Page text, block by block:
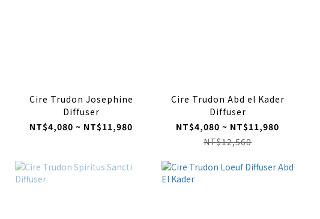
Cire Trudon Josephine
Diffuser
NT$4,080 ~ NT$11,980
Cire Trudon Abd el Kader
Diffuser
NT$4,080 ~ NT$11,980
NT$12,560